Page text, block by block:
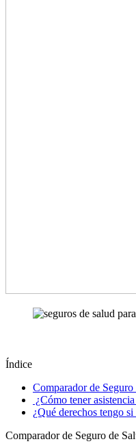
Índice
Comparador de Seguro
¿Cómo tener
¿Qué derechos tengo
Comparador de Seguro de